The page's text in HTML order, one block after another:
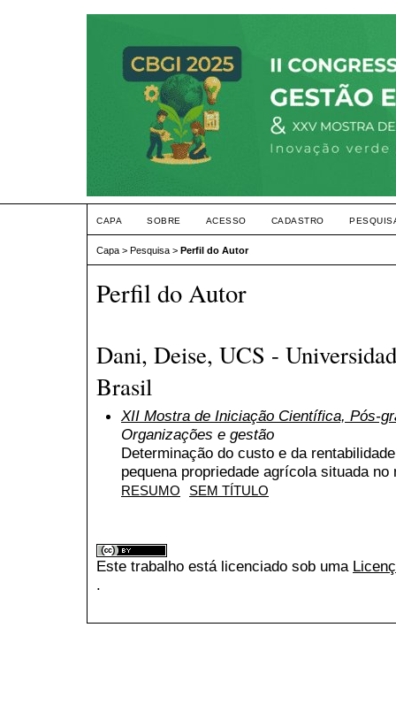
CAPA SOBRE ACESSO CADASTRO
Capa > Pesquisa > Perfil do Autor
Perfil do Autor
Dani, Deise, UCS -
Brasil
XII Mostra de Iniciação Científica, Pós-
Organizações e gestão
Determinação do custo e da
pequena propriedade agrícola situada
RESUMO SEM TÍTULO
Este trabalho está licenciado sob uma
.